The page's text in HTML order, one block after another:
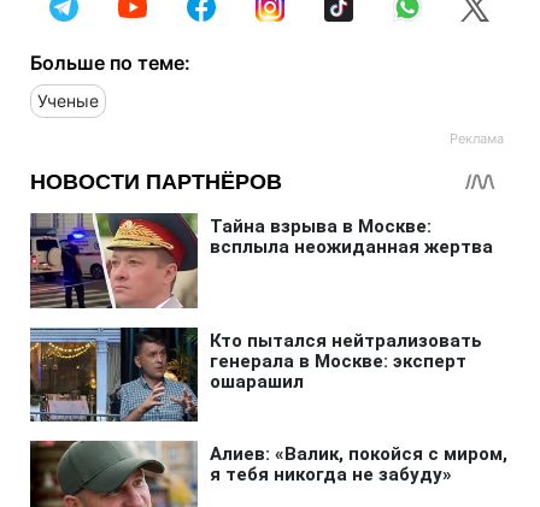
Больше по теме:
Ученые